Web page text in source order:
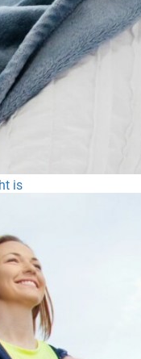
is